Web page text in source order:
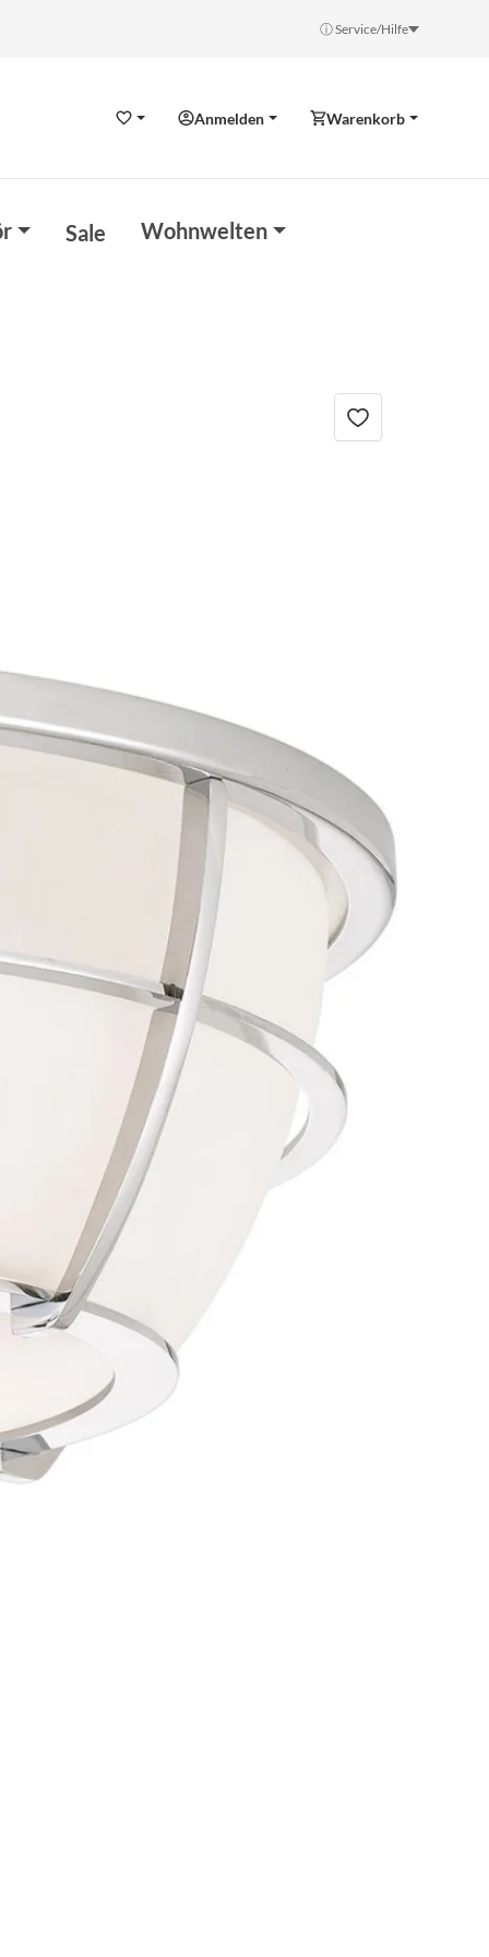
ⓘ Service/Hilfe
WunschzettelAnmelden Warenkorb
Sale Wohnwelten